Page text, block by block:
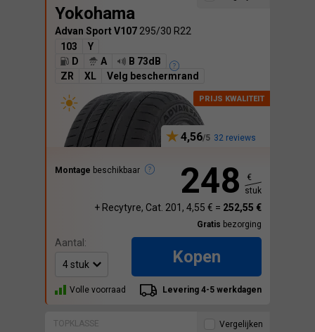
Yokohama
Advan Sport V107 295/30 R22
103
Y
D
A
B 73dB
ZR
XL Velg beschermrand
4,56 32 reviews
Montage beschikbaar 248
€
stuk
+ Recytyre, Cat. 201, 4,55 € = 252,55 €
Gratis bezorging
Aantal:
Kopen
Volle voorraad Levering 4-5 werkdagen
TOPKLASSE Vergelijken